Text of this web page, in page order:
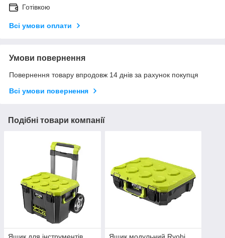
Готівкою
Всі умови оплати
Умови повернення
Повернення товару впродовж 14 днів за рахунок покупця
Всі умови повернення
Подібні товари компанії